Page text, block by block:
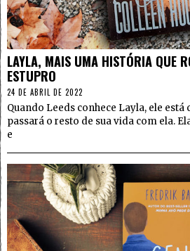
LAYLA, MAIS UMA HISTÓRIA QUE
ESTUPRO
24 DE ABRIL DE 2022
Quando Leeds conhece Layla, ele está
passará o resto de sua vida com ela.
e